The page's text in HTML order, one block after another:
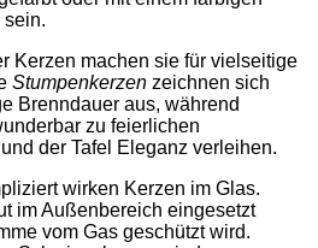
sein.
Kerzen machen sie für vielseitige
Stumpenkerzen zeichnen sich
Brenndauer aus, während
zu feierlichen
der Tafel Eleganz verleihen.
wirken Kerzen im Glas.
im Außenbereich eingesetzt
vom Gas geschützt wird.